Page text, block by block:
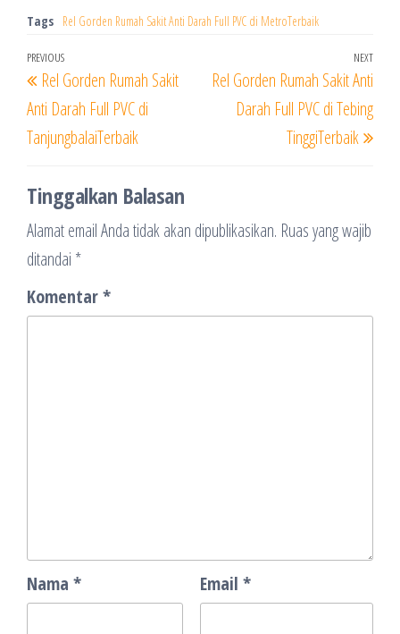
Tags Rel Gorden Rumah Sakit Anti Darah Full PVC di MetroTerbaik
Navigasi
pos
Previous
Post
PREVIOUS
Rel Gorden Rumah Sakit
Anti Darah Full PVC di
TanjungbalaiTerbaik
Next
NEXT
Rel Gorden Rumah Sakit Anti
Darah Full PVC di Tebing
TinggiTerbaik
Tinggalkan Balasan
Alamat email Anda tidak akan dipublikasikan. Ruas yang wajib
ditandai *
Komentar*
Nama * Email *